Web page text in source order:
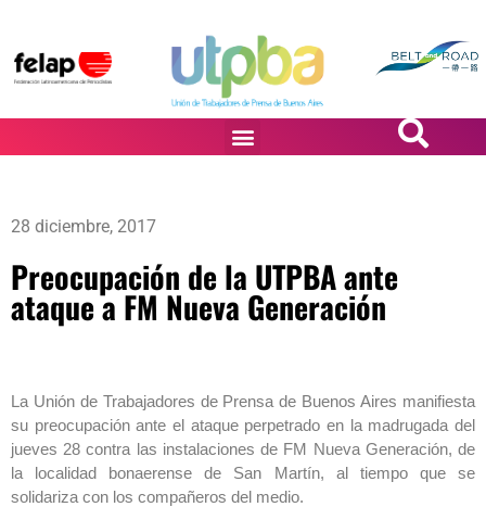
28 diciembre, 2017
Preocupación de la UTPBA ante
ataque a FM Nueva Generación
La Unión de Trabajadores de Prensa de Buenos Aires manifiesta
su preocupación ante el ataque perpetrado en la madrugada del
jueves 28 contra las instalaciones de FM Nueva Generación, de
la localidad bonaerense de San Martín, al tiempo que se
solidariza con los compañeros del medio.